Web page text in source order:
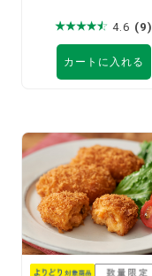
4.6 (9)
カートに入れる